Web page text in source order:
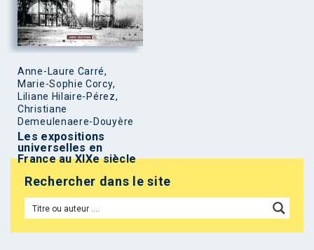
Anne-Laure Carré,
Marie-Sophie Corcy,
Liliane Hilaire-Pérez,
Christiane
Demeulenaere-Douyère
Les expositions
universelles en
France au XIXe siècle
Rechercher dans le site